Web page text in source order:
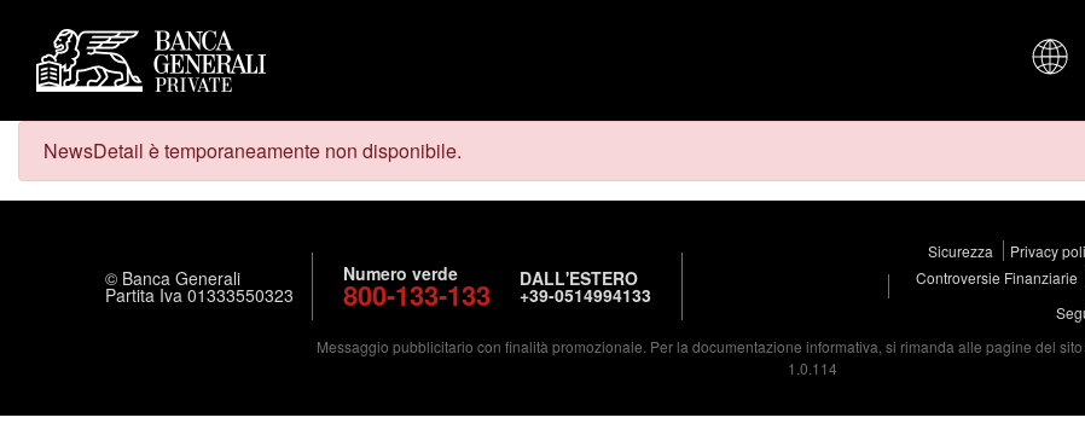
NewsDetail è temporaneamente non disponibile.
© Banca Generali
Partita Iva 01333550323
Numero verde
800-133-133 DALL'ESTERO
+39-0514994133
Sicurezza Privacy
Controversie Finanziarie
Messaggio pubblicitario con finalità promozionale. Per la documentazione informativa, si rimanda alle pagine del
1.0.114